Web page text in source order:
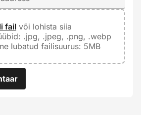
fail või lohista siia
.jpg, .jpeg, .png, .webp
lubatud failisuurus: 5MB